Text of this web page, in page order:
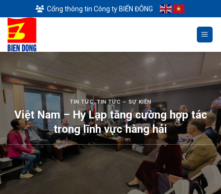
to
content
Cổng thông tin Công ty BIỂN ĐÔNG
TIN TỨC,TIN TỨC – SỰ KIỆN
Việt Nam – Hy Lạp tăng cường hợp tác
trong lĩnh vực hàng hải